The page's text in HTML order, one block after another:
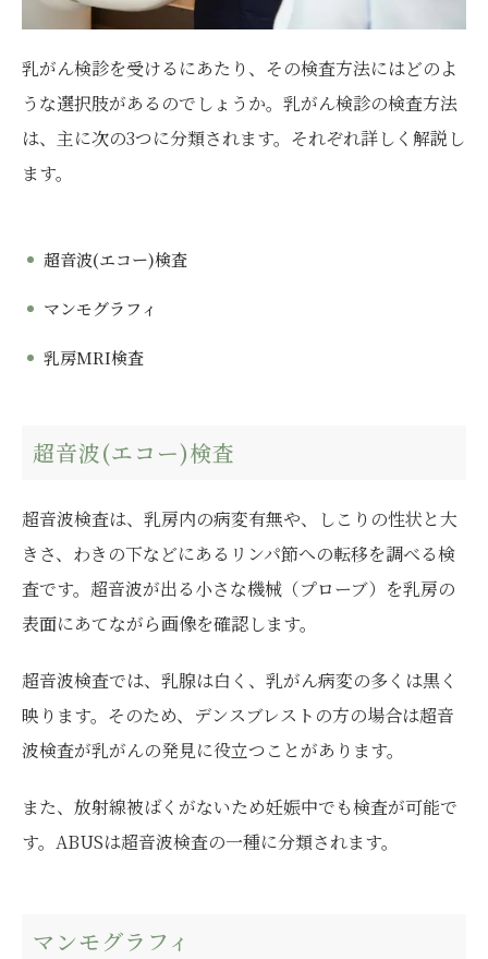
乳がん検診を受けるにあたり、その検査方法にはどのよ
うな選択肢があるのでしょうか。乳がん検診の検査方法
は、主に次の3つに分類されます。それぞれ詳しく解説し
ます。
超音波(エコー)検査
マンモグラフィ
乳房MRI検査
超音波(エコー)検査
超音波検査は、乳房内の病変有無や、しこりの性状と大
きさ、わきの下などにあるリンパ節への転移を調べる検
査です。超音波が出る小さな機械（プローブ）を乳房の
表面にあてながら画像を確認します。
超音波検査では、乳腺は白く、乳がん病変の多くは黒く
映ります。そのため、デンスブレストの方の場合は超音
波検査が乳がんの発見に役立つことがあります。
また、放射線被ばくがないため妊娠中でも検査が可能で
す。ABUSは超音波検査の一種に分類されます。
マンモグラフィ